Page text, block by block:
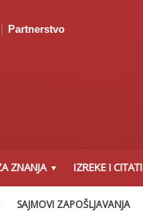
Partnerstvo
ZNANJA IZREKE I CITATI
SAJMOVI ZAPOŠLJAVANJA